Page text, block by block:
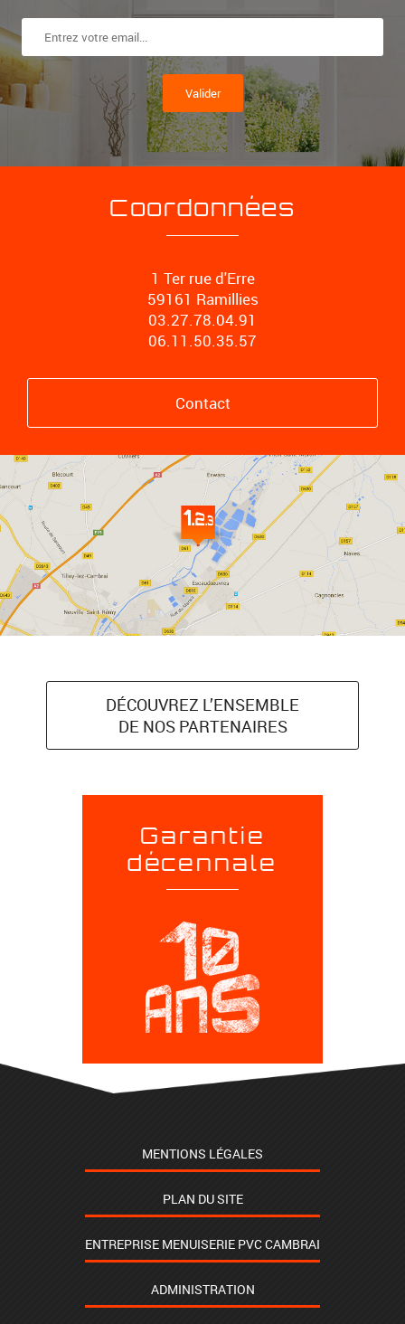
Valider
Coordonnées
1 Ter rue d'Erre
59161 Ramillies
03.27.78.04.91
06.11.50.35.57
Contact
DÉCOUVREZ L’ENSEMBLE
DE NOS PARTENAIRES
Garantie
décennale
MENTIONS LÉGALES
PLAN DU SITE
ENTREPRISE MENUISERIE PVC CAMBRAI
ADMINISTRATION